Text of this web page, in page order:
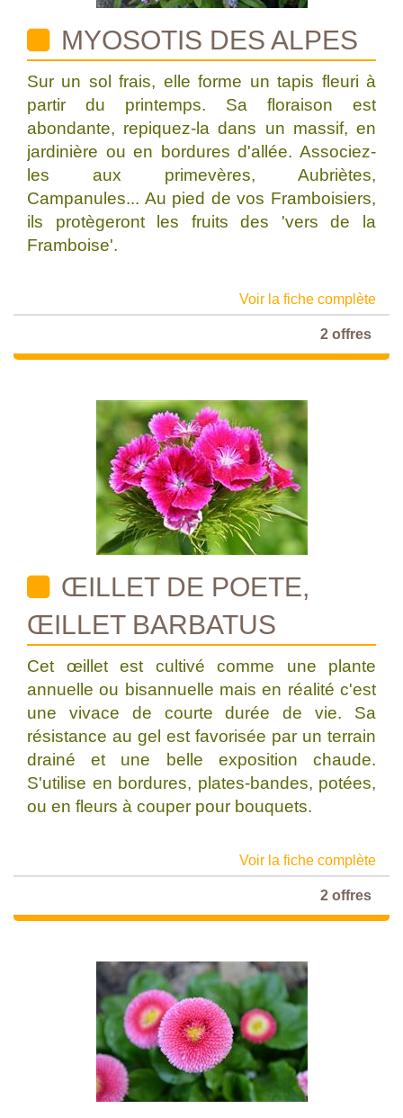
MYOSOTIS DES ALPES
Sur un sol frais, elle forme un tapis fleuri à
partir du printemps. Sa floraison est
abondante, repiquez-la dans un massif, en
jardinière ou en bordures d'allée. Associez-
les aux primevères, Aubriètes,
Campanules... Au pied de vos Framboisiers,
ils protègeront les fruits des 'vers de la
Framboise'.
Voir la fiche complète
2 offres
ŒILLET DE POETE,
ŒILLET BARBATUS
Cet œillet est cultivé comme une plante
annuelle ou bisannuelle mais en réalité c'est
une vivace de courte durée de vie. Sa
résistance au gel est favorisée par un terrain
drainé et une belle exposition chaude.
S'utilise en bordures, plates-bandes, potées,
ou en fleurs à couper pour bouquets.
Voir la fiche complète
2 offres